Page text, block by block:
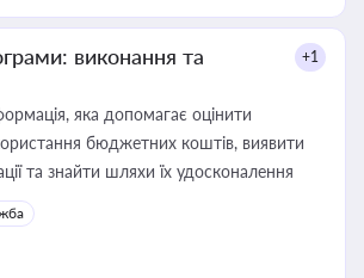
виконання та
+1
яка допомагає оцінити
бюджетних коштів, виявити
та знайти шляхи їх удосконалення